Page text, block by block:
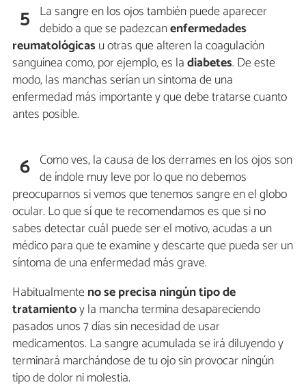
5 La sangre en los ojos también puede aparecer
debido a que se padezcanenfermedades
reumatológicas u otras que alteren la coagulación
sanguínea como, por ejemplo, es ladiabetes. De este
modo, las manchas serían un síntoma de una
enfermedad más importante y que debe tratarse cuanto
antes posible.
6 Como ves, la causa de los derrames en los ojos son
de índole muy leve por lo que no debemos
preocuparnos si vemos que tenemos sangre en el globo
ocular. Lo que sí que te recomendamos es que si no
sabes detectar cuál puede ser el motivo, acudas a un
médico para que te examine y descarte que pueda ser un
síntoma de una enfermedad más grave.
Habitualmenteno se precisa ningún tipo de
tratamientoy la mancha termina desapareciendo
pasados unos 7 días sin necesidad de usar
medicamentos. La sangre acumulada se irá diluyendo y
terminará marchándose de tu ojo sin provocar ningún
tipo de dolor ni molestia.